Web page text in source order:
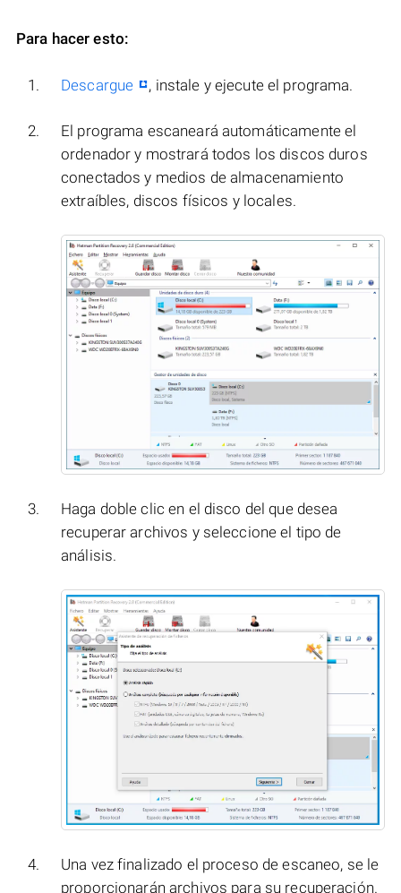
Para hacer esto:
Descargue , instale y ejecute el programa.
El programa escaneará automáticamente el
ordenador y mostrará todos los discos duros
conectados y medios de almacenamiento
extraíbles, discos físicos y locales.
Haga doble clic en el disco del que desea
recuperar archivos y seleccione el tipo de
análisis.
Una vez finalizado el proceso de escaneo, se le
proporcionarán archivos para su recuperación.